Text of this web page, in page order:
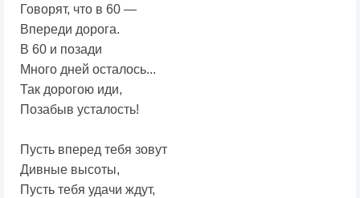
Говорят, что в 60 —
Впереди дорога.
В 60 и позади
Много дней осталось...
Так дорогою иди,
Позабыв усталость!
Пусть вперед тебя зовут
Дивные высоты,
Пусть тебя удачи ждут,